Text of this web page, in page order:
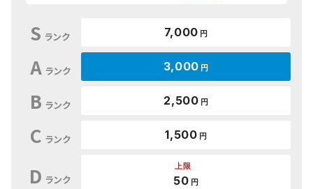
S ランク 7,000 円
A ランク 3,000 円
B ランク 2,500 円
C ランク 1,500 円
D ランク
上限
50 円